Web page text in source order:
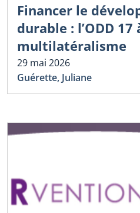
Financer le
durable : l’ODD 17
multilatéralisme
29 mai 2026
Guérette, Juliane